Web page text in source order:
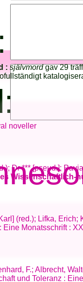
: självmordgav 29
noveller
Dr *** [pseud.];
Wissenschaftlich-
(red.); Lifka, Erich;
: Eine Monatsschrift :
F.; Albrecht,
und Toleranz :